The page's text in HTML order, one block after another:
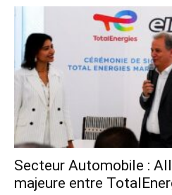
Secteur Automobile :
majeure entre